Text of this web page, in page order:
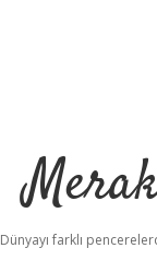
Dünyayı farklı